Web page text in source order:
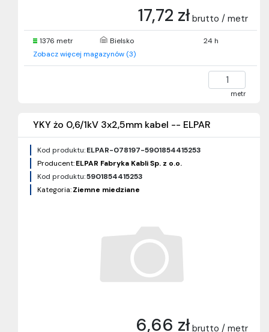
17,72 zł brutto / metr
1376 metr Bielsko
24 h
Zobacz więcej magazynów (3)
metr
YKY żo 0,6/1kV 3x2,5mm kabel -- ELPAR
Kod produktu:ELPAR-078197-5901854415253
Producent:ELPAR Fabryka Kabli Sp. z o.o.
Kod produktu:5901854415253
Kategoria:Ziemne miedziane
6,66 zł brutto / metr